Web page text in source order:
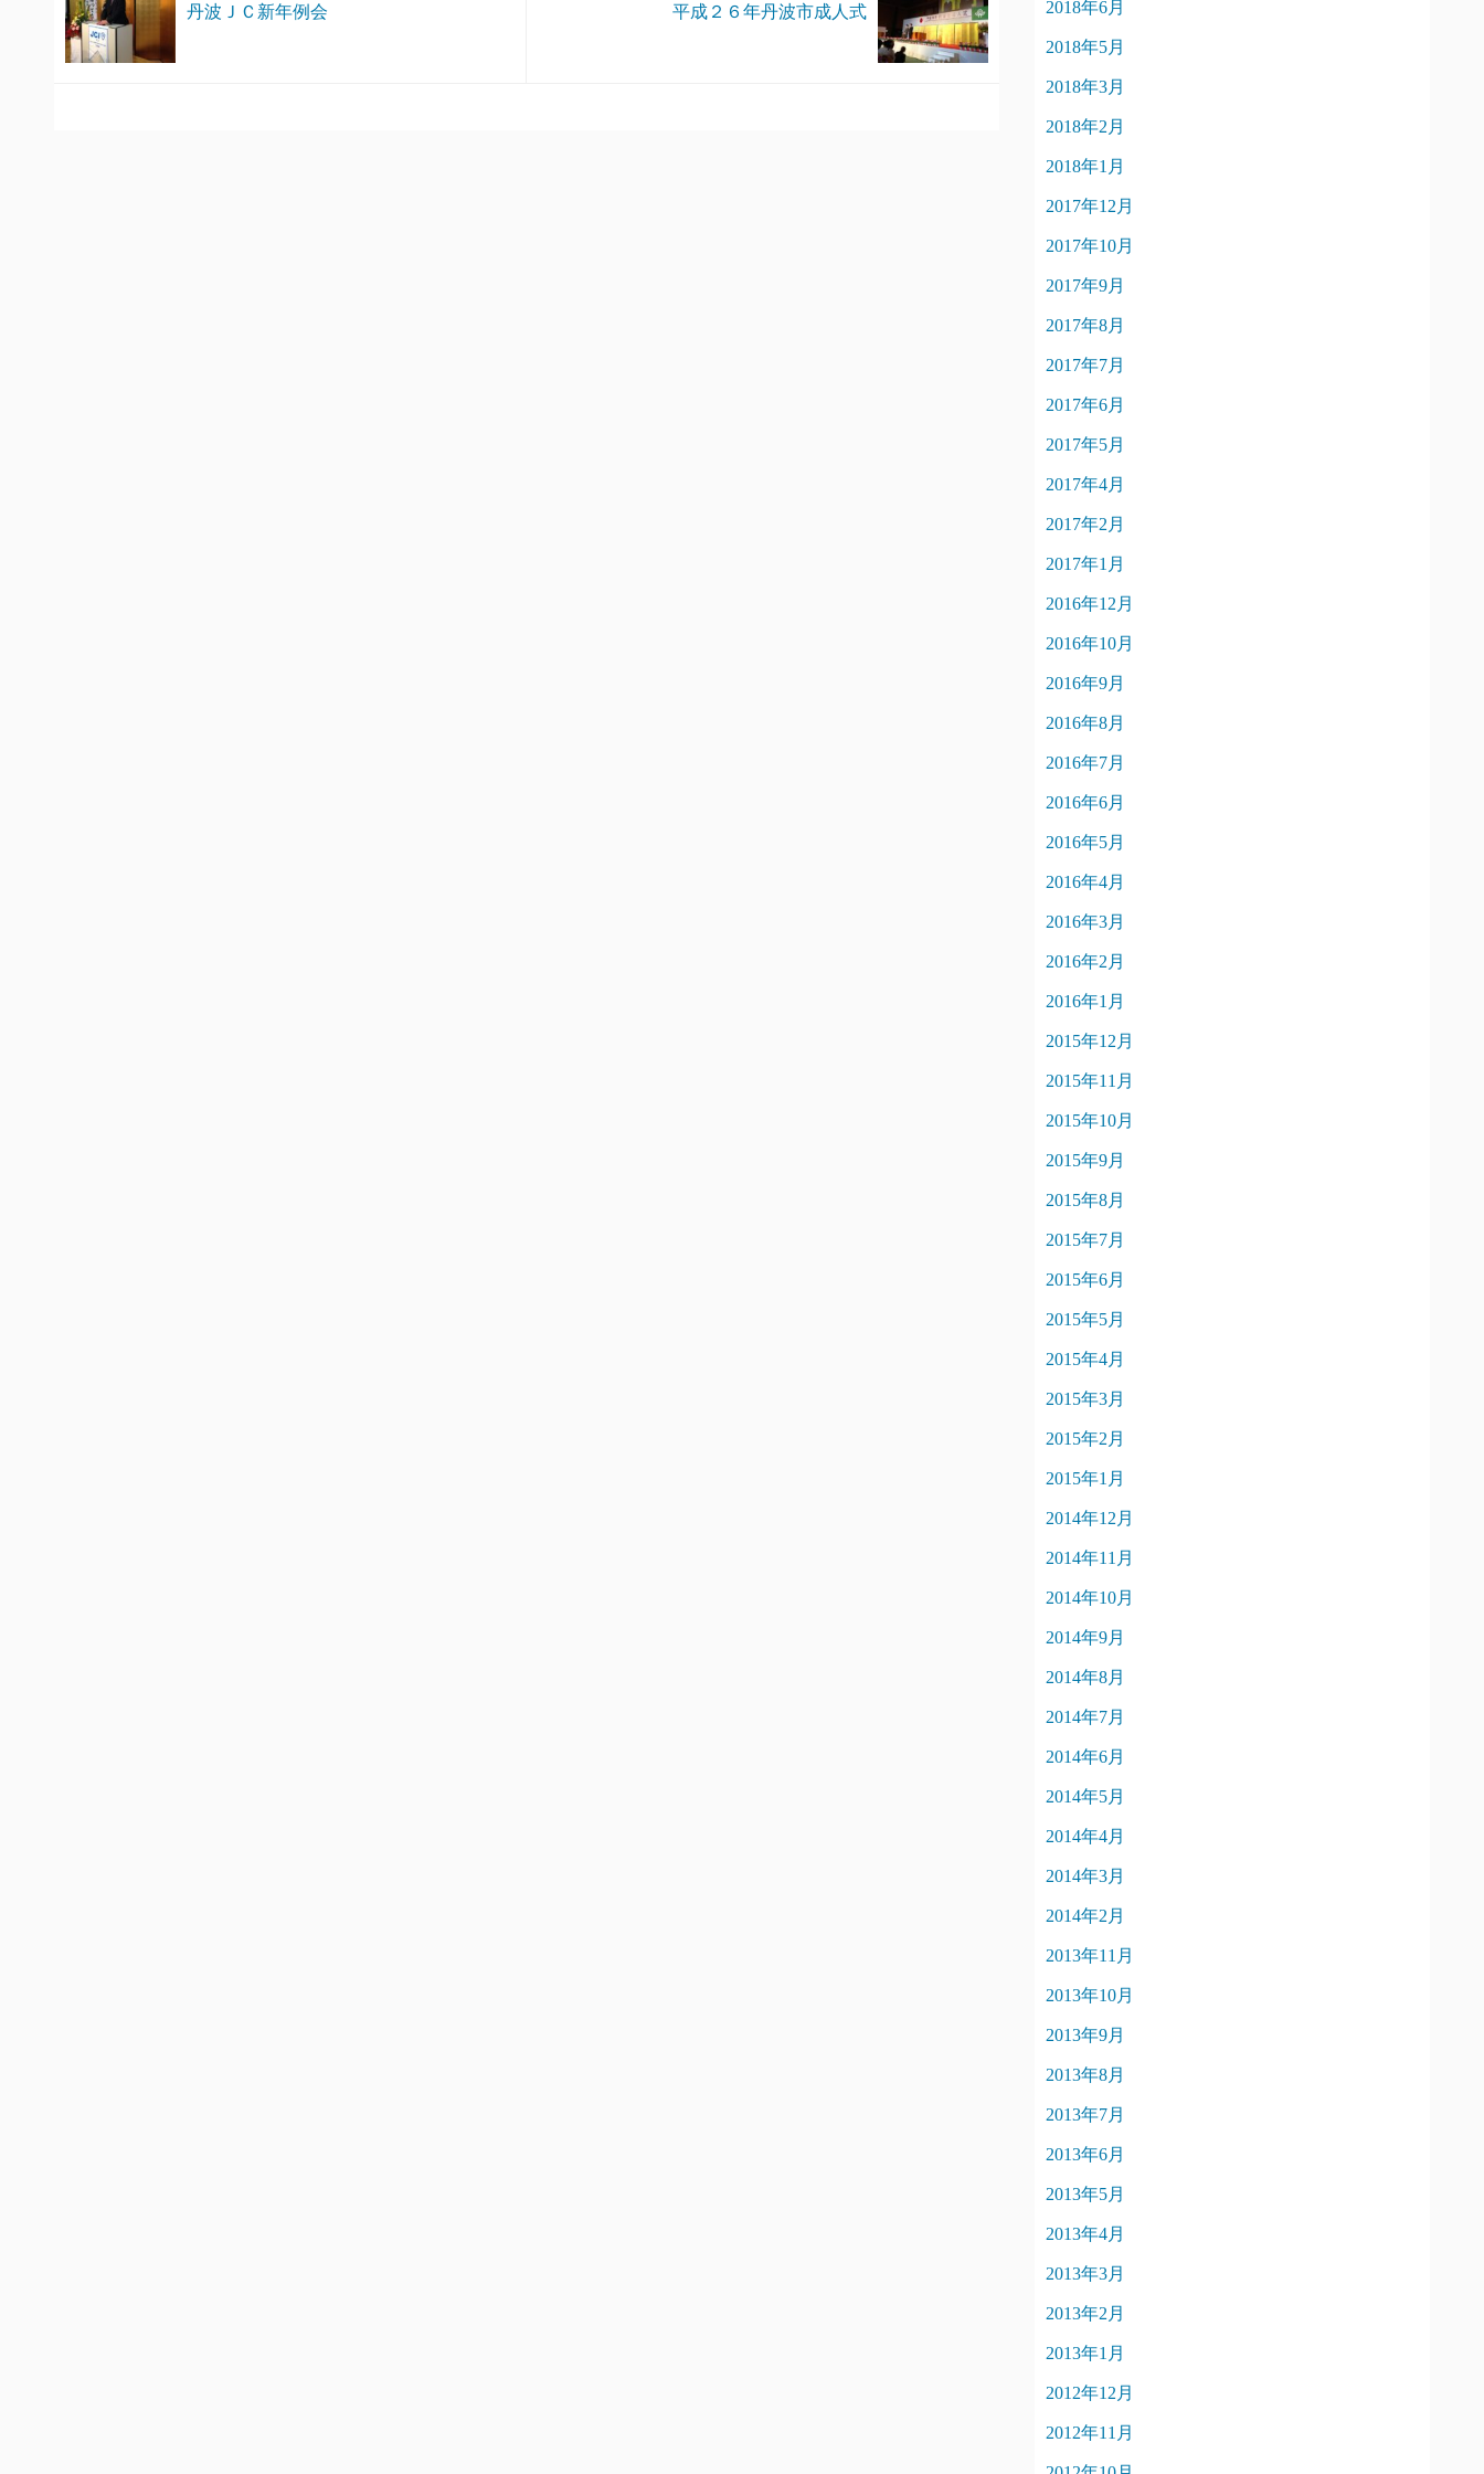
丹波ＪＣ新年例会 平成２６年丹波市成人式 2018年6月
2018年5月
2018年3月
2018年2月
2018年1月
2017年12月
2017年10月
2017年9月
2017年8月
2017年7月
2017年6月
2017年5月
2017年4月
2017年2月
2017年1月
2016年12月
2016年10月
2016年9月
2016年8月
2016年7月
2016年6月
2016年5月
2016年4月
2016年3月
2016年2月
2016年1月
2015年12月
2015年11月
2015年10月
2015年9月
2015年8月
2015年7月
2015年6月
2015年5月
2015年4月
2015年3月
2015年2月
2015年1月
2014年12月
2014年11月
2014年10月
2014年9月
2014年8月
2014年7月
2014年6月
2014年5月
2014年4月
2014年3月
2014年2月
2013年11月
2013年10月
2013年9月
2013年8月
2013年7月
2013年6月
2013年5月
2013年4月
2013年3月
2013年2月
2013年1月
2012年12月
2012年11月